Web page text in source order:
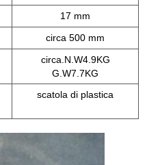
17 mm
circa 500 mm
circa.N.W4.9KG
G.W7.7KG
scatola di plastica